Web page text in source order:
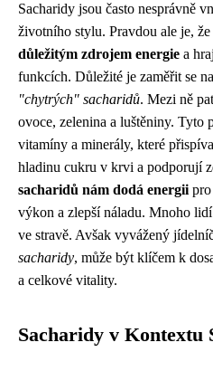
Sacharidy jsou často nesprávně
životního stylu. Pravdou ale je, že
důležitým zdrojem energie a
funkcích. Důležité je zaměřit se
"chytrých" sacharidů. Mezi ně
ovoce, zelenina a luštěniny. Tyto
vitamíny a minerály, které
hladinu cukru v krvi a podporují
sacharidů nám dodá energii
výkon a zlepší náladu. Mnoho
ve stravě. Avšak vyvážený
sacharidy, může být klíčem k
a celkové vitality.
Sacharidy v Kontextu